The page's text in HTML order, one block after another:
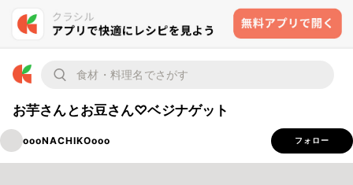
お芋さんとお豆さん♡ベジナゲット
oooNACHIKOooo フォロー